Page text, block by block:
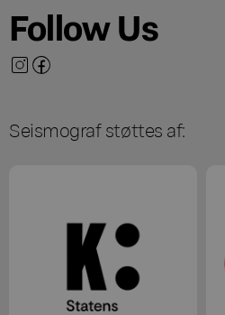
Follow Us
Seismograf støttes af: